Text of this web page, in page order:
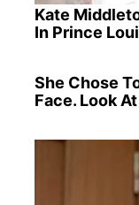
Kate
In Prince
She Chose
Face. Look